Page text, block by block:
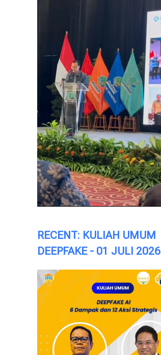
RECENT: KULIAH UMUM
DEEPFAKE - 01 JULI 2026